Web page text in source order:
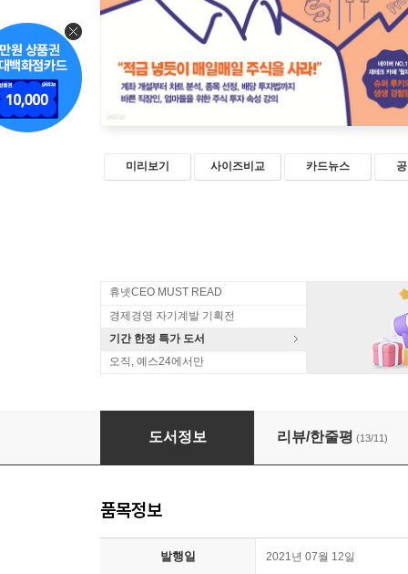
미리보기 사이즈비교 카드뉴스
휴넷CEO MUST READ
경제경영 자기계발 기획전
기간 한정 특가 도서
오직, 예스24에서만
헬로마녀의 적금주식 투자법
도서정보 리뷰/한줄평 (13/11)
품목정보
발행일 2021년 07월 12일